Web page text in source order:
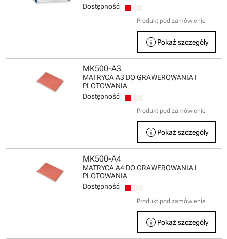
Dostępność
Produkt pod zamówienie
info Pokaż szczegóły
MK500-A3
MATRYCA A3 DO GRAWEROWANIA I
PLOTOWANIA
Dostępność
Produkt pod zamówienie
info Pokaż szczegóły
MK500-A4
MATRYCA A4 DO GRAWEROWANIA I
PLOTOWANIA
Dostępność
Produkt pod zamówienie
info Pokaż szczegóły